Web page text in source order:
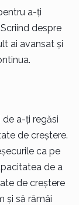
a-ți
despre
ai avansat și
a-ți regăsi
de creștere.
ca pe
de a
de creștere
și să rămâi